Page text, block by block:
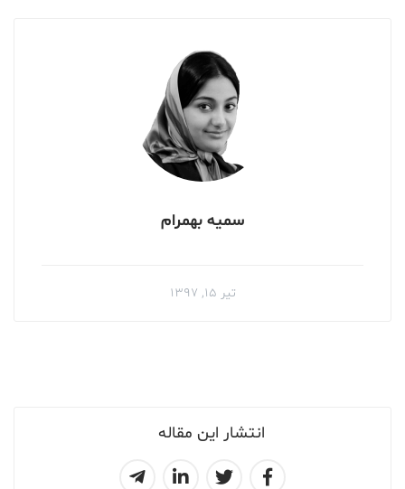
انتشار این مقاله
سمیه بهمرام
تیر ۱۵, ۱۳۹۷